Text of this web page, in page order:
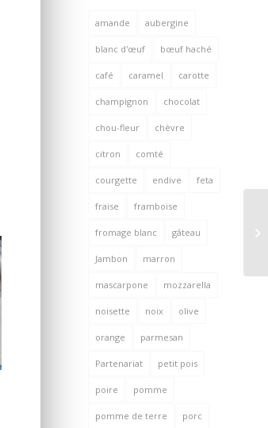
amande aubergine
blanc d'œuf bœuf haché
café caramel carotte
champignon chocolat
chou-fleur chèvre
citron comté
courgette endive feta
fraise framboise
fromage blanc gâteau
Jambon marron
mascarpone mozzarella
noisette noix olive
orange parmesan
Partenariat petit pois
poire pomme
pomme de terre porc